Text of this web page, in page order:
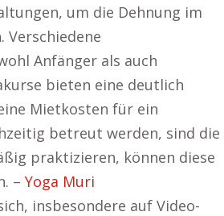
um die Dehnung im
Verschiedene
Anfänger als auch
bieten eine deutlich
Mietkosten für ein
betreut werden, sind die
praktizieren, können diese
– Yoga Muri
insbesondere auf Video-